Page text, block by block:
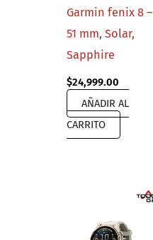
Garmin fenix 8 –
51 mm, Solar,
Sapphire
$24,999.00
AÑADIR AL
CARRITO